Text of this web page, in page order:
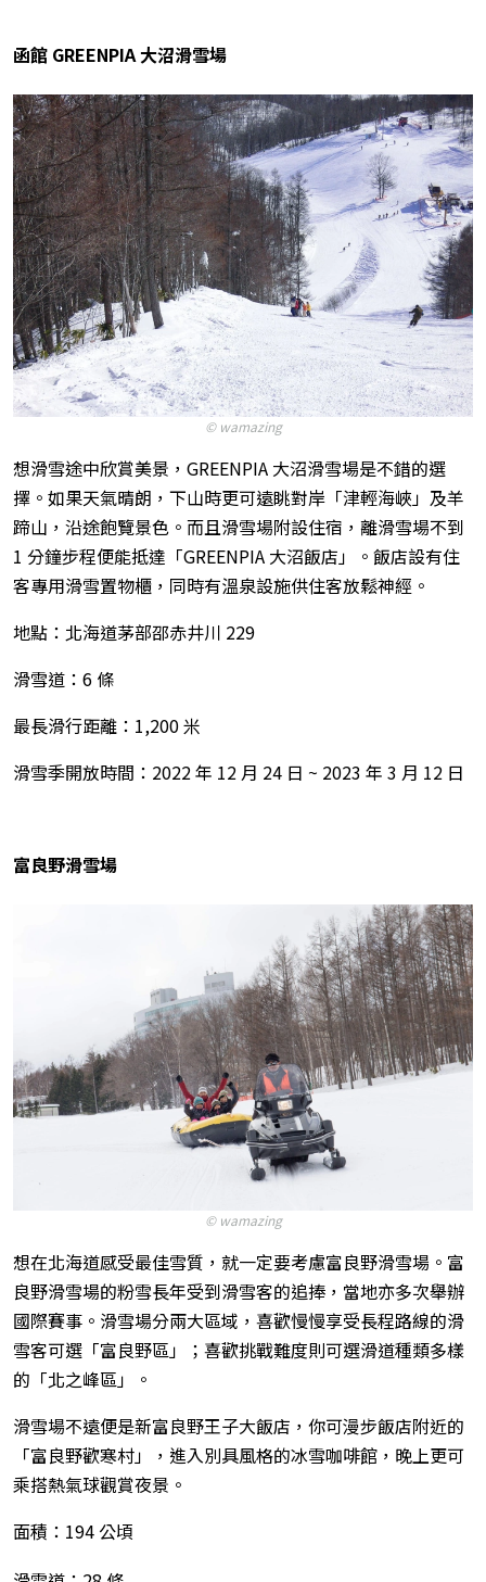
函館 GREENPIA 大沼滑雪場
© wamazing
想滑雪途中欣賞美景，GREENPIA 大沼滑雪場是不錯的選
擇。如果天氣晴朗，下山時更可遠眺對岸「津輕海峽」及羊
蹄山，沿途飽覽景色。而且滑雪場附設住宿，離滑雪場不到
1 分鐘步程便能抵達「GREENPIA 大沼飯店」。飯店設有住
客專用滑雪置物櫃，同時有溫泉設施供住客放鬆神經。
地點：北海道茅部邵赤井川 229
滑雪道：6 條
最長滑行距離：1,200 米
滑雪季開放時間：2022 年 12 月 24 日 ~ 2023 年 3 月 12 日
富良野滑雪場
© wamazing
想在北海道感受最佳雪質，就一定要考慮富良野滑雪場。富
良野滑雪場的粉雪長年受到滑雪客的追捧，當地亦多次舉辦
國際賽事。滑雪場分兩大區域，喜歡慢慢享受長程路線的滑
雪客可選「富良野區」；喜歡挑戰難度則可選滑道種類多樣
的「北之峰區」。
滑雪場不遠便是新富良野王子大飯店，你可漫步飯店附近的
「富良野歡寒村」，進入別具風格的冰雪咖啡館，晚上更可
乘搭熱氣球觀賞夜景。
面積：194 公頃